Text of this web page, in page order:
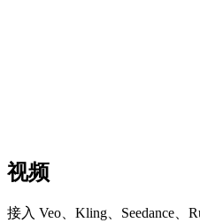
视频
接入 Veo、Kling、Seedance、